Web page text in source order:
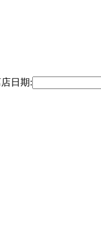
日期: